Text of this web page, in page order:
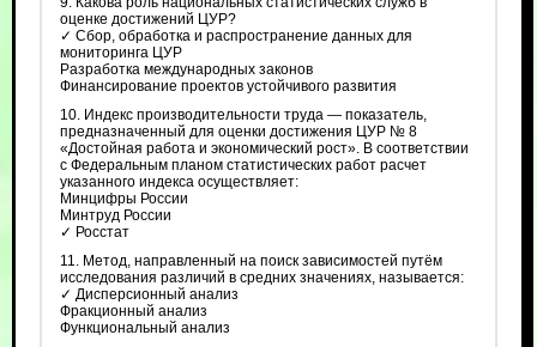
оценке достижений ЦУР?
✓ Сбор, обработка и распространение данных для
мониторинга ЦУР
Разработка международных законов
Финансирование проектов устойчивого развития
10. Индекс производительности труда — показатель,
предназначенный для оценки достижения ЦУР № 8
«Достойная работа и экономический рост». В соответствии
с Федеральным планом статистических работ расчет
указанного индекса осуществляет:
Минцифры России
Минтруд России
✓ Росстат
11. Метод, направленный на поиск зависимостей путём
исследования различий в средних значениях, называется:
✓ Дисперсионный анализ
Фракционный анализ
Функциональный анализ